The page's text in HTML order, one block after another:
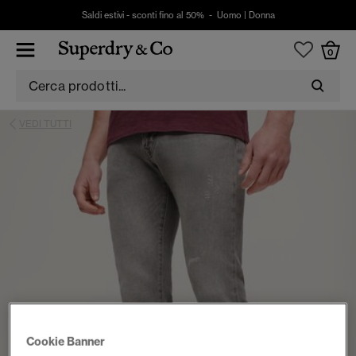
Saldi estivi - sconti fino al 50% - Uomo Donna
0
Cookie Banner